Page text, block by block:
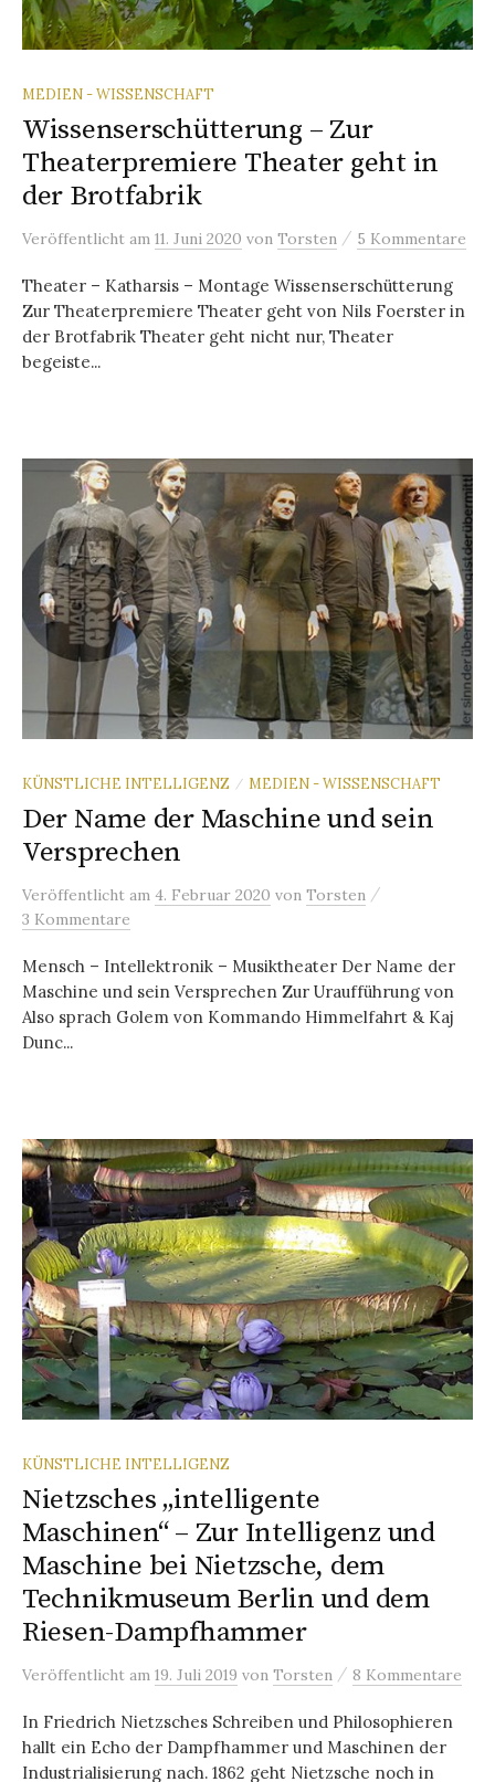
MEDIEN - WISSENSCHAFT
Wissenserschütterung – Zur
Theaterpremiere Theater geht in
der Brotfabrik
Veröffentlicht am 11. Juni 2020 von Torsten / 5 Kommentare
Theater – Katharsis – Montage Wissenserschütterung
Zur Theaterpremiere Theater geht von Nils Foerster in
der Brotfabrik Theater geht nicht nur, Theater
begeiste...
KÜNSTLICHE INTELLIGENZ / MEDIEN - WISSENSCHAFT
Der Name der Maschine und sein
Versprechen
Veröffentlicht am 4. Februar 2020 von Torsten /
3 Kommentare
Mensch – Intellektronik – Musiktheater Der Name der
Maschine und sein Versprechen Zur Uraufführung von
Also sprach Golem von Kommando Himmelfahrt & Kaj
Dunc...
KÜNSTLICHE INTELLIGENZ
Nietzsches „intelligente
Maschinen“ – Zur Intelligenz und
Maschine bei Nietzsche, dem
Technikmuseum Berlin und dem
Riesen-Dampfhammer
Veröffentlicht am 19. Juli 2019 von Torsten / 8 Kommentare
In Friedrich Nietzsches Schreiben und Philosophieren
hallt ein Echo der Dampfhammer und Maschinen der
Industrialisierung nach. 1862 geht Nietzsche noch in